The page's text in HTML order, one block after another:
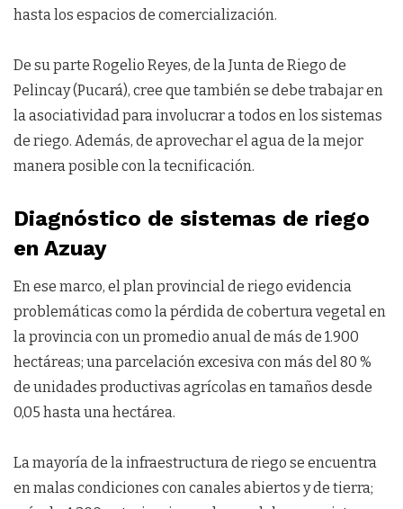
hasta los espacios de comercialización.
De su parte Rogelio Reyes, de la Junta de Riego de
Pelincay (Pucará), cree que también se debe trabajar en
la asociatividad para involucrar a todos en los sistemas
de riego. Además, de aprovechar el agua de la mejor
manera posible con la tecnificación.
Diagnóstico de sistemas de riego
en Azuay
En ese marco, el plan provincial de riego evidencia
problemáticas como la pérdida de cobertura vegetal en
la provincia con un promedio anual de más de 1.900
hectáreas; una parcelación excesiva con más del 80 %
de unidades productivas agrícolas en tamaños desde
0,05 hasta una hectárea.
La mayoría de la infraestructura de riego se encuentra
en malas condiciones con canales abiertos y de tierra;